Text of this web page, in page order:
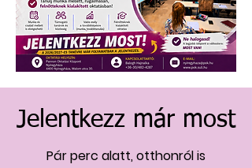
Jelentkezz már most
Pár perc alatt, otthonról is